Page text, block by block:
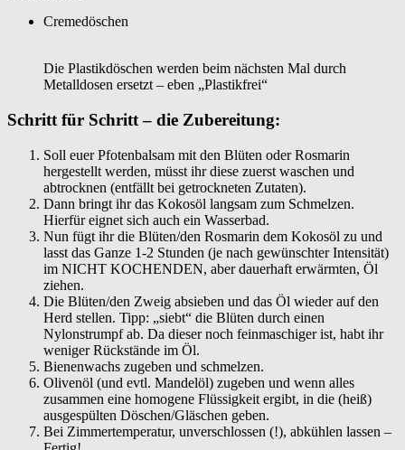
Cremedöschen
Die Plastikdöschen werden beim nächsten Mal durch
Metalldosen ersetzt – eben „Plastikfrei“
Schritt für Schritt – die Zubereitung:
Soll euer Pfotenbalsam mit den Blüten oder Rosmarin
hergestellt werden, müsst ihr diese zuerst waschen und
abtrocknen (entfällt bei getrockneten Zutaten).
Dann bringt ihr das Kokosöl langsam zum Schmelzen.
Hierfür eignet sich auch ein Wasserbad.
Nun fügt ihr die Blüten/den Rosmarin dem Kokosöl zu und
lasst das Ganze 1-2 Stunden (je nach gewünschter Intensität)
im NICHT KOCHENDEN, aber dauerhaft erwärmten, Öl
ziehen.
Die Blüten/den Zweig absieben und das Öl wieder auf den
Herd stellen. Tipp: „siebt“ die Blüten durch einen
Nylonstrumpf ab. Da dieser noch feinmaschiger ist, habt ihr
weniger Rückstände im Öl.
Bienenwachs zugeben und schmelzen.
Olivenöl (und evtl. Mandelöl) zugeben und wenn alles
zusammen eine homogene Flüssigkeit ergibt, in die (heiß)
ausgespülten Döschen/Gläschen geben.
Bei Zimmertemperatur, unverschlossen (!), abkühlen lassen –